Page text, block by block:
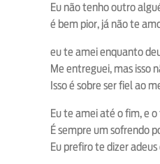
Eu não tenho outro
é bem pior, já não te
eu te amei enquanto
Me entreguei, mas isso
Isso é sobre ser fiel ao
Eu te amei até o fim, e
É sempre um sofrendo
Eu prefiro te dizer